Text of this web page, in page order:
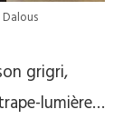
grigri,
lumière…